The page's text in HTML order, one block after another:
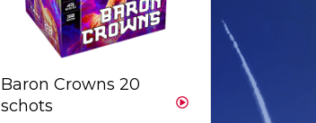
Baron Crowns 20
schots